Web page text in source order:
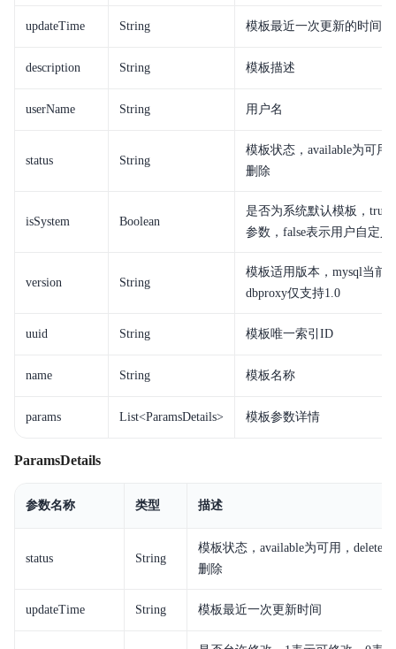
updateTime String 模板最近一次更新的时间
description String 模板描述
userName String 用户名
status String
模板状态，available为可用
删除
isSystem Boolean
是否为系统默认模板，true
参数，false表示用户自定义
version String
模板适用版本，mysql当前
dbproxy仅支持1.0
uuid String 模板唯一索引ID
name String 模板名称
params List<ParamsDetails> 模板参数详情
ParamsDetails
参数名称 类型 描述
status String
模板状态，available为可用，deleted
删除
updateTime String 模板最近一次更新时间